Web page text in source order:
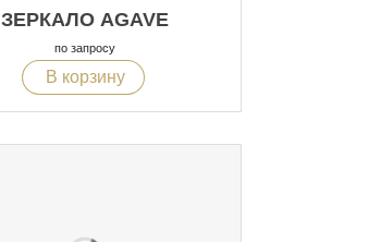
ЗЕРКАЛО AGAVE
по запросу
В корзину